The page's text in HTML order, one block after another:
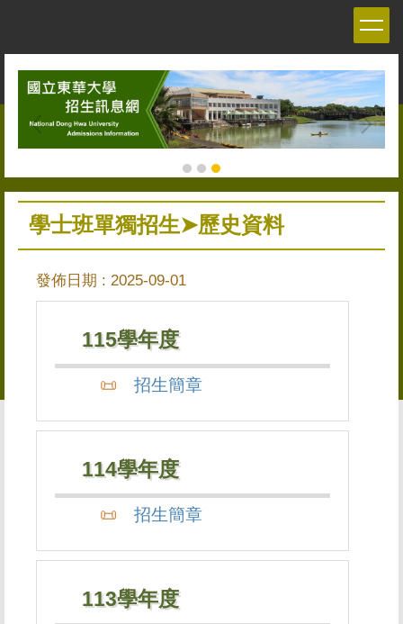
主
學士班單獨招生➤歷史資料
發佈日期 : 2025-09-01
115學年度
招生簡章
114學年度
招生簡章
113學年度